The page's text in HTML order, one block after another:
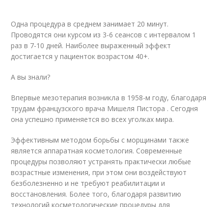
Одна процедура в среднем занимает 20 минут.
Проводятся они курсом из 3-6 сеансов с интервалом 1
раз в 7-10 дней. Наиболее выраженный эффект
достигается у пациенток возрастом 40+.
А вы знали?
Впервые мезотерапия возникла в 1958-м году, благодаря
трудам французского врача Мишеля Пистора . Сегодня
она успешно применяется во всех уголках мира.
Эффективным методом борьбы с морщинами также
является аппаратная косметология. Современные
процедуры позволяют устранять практически любые
возрастные изменения, при этом они воздействуют
безболезненно и не требуют реабилитации и
восстановления. Более того, благодаря развитию
технологий косметологические процедуры для